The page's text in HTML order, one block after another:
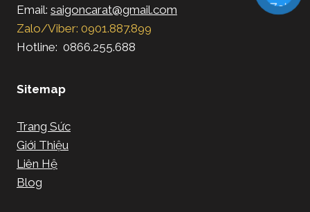
Email: saigoncarat@gmail.com
Zalo/Viber: 0901.887.899
Hotline: 0866.255.688
Sitemap
Trang Sức
Giới Thiệu
Liên Hệ
Blog